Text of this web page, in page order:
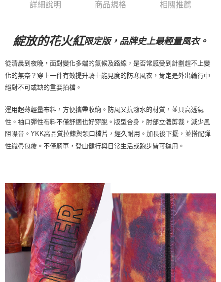
【付款後7-11取貨】急件勿使用超取
宅配
宅配-澎湖、金門、馬祖
每筆NT$100，滿NT$2,000(含以上)免運費
免運費
海外直寄/亞洲 查看運費
詳細說明 商品規格 相關推薦
綻放的花火紅限定版，品牌史上最輕量風衣。
從清晨到夜晚，面對變化多端的氣候及路線，是否常感受到計劃趕不上變
化的無奈？穿上一件有效提升騎士能見度的防寒風衣，肯定是外出輪行中
絕對不可或缺的重要拍檔。
運用超薄輕量布料，方便攜帶收納。防風又抗潑水的材質，並具高透氣
性。袖口彈性布料不僅舒適也好穿脫。版型合身，肘部立體剪裁，減少風
阻噪音。 YKK高品質拉鍊與領口檔片，經久耐用。加長後下擺，並搭配彈
性織帶包覆。不僅騎車，登山健行與日常生活或跑步皆可運用。